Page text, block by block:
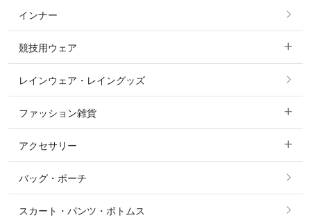
ニーグリップ・膝革 キュロット
ポロシャツ
カットソー・Tシャツ・タンクトップ
ニット・セーター
シャツ・ブラウス・ワンピース
すべてのアウター
コート
ジャケット・ブルゾン
インナー
競技用ウェア
すべての競技用ウェア
ショージャケット
ショーシャツ
レインウェア・レイングッズ
ファッション雑貨
すべてのファッション雑貨
ソックス
アクセサリー
すべてのアクセサリー
リング
バッグ・ポーチ
スカート・パンツ・ボトムス